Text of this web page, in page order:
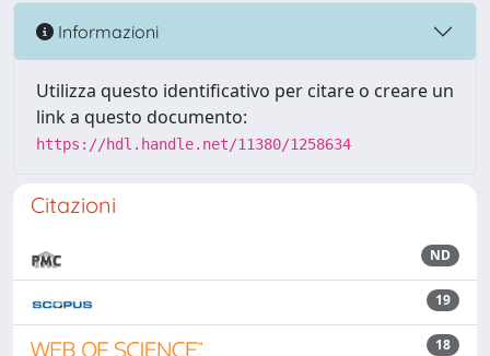
Informazioni
Utilizza questo identificativo per citare o creare un
link a questo documento:
https://hdl.handle.net/11380/1258634
Citazioni
ND
19
18